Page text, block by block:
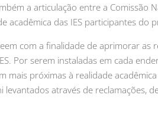
a articulação entre a Comissão
acadêmica das IES participantes
com a finalidade de aprimorar
Por serem instaladas em cada
mais próximas à realidade
através de reclamações,